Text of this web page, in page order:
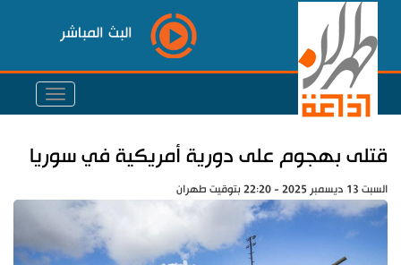
البث المباشر
قتلى بهجوم على دورية أمريكية في سوريا
السبت 13 ديسمبر 2025 - 22:20 بتوقيت طهران